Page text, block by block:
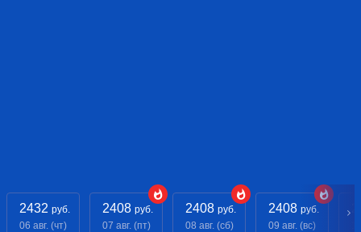
2432 руб.
06 авг. (чт)
2408 руб.
07 авг. (пт)
2408 руб.
08 авг. (сб)
2408 руб.
09 авг. (вс)